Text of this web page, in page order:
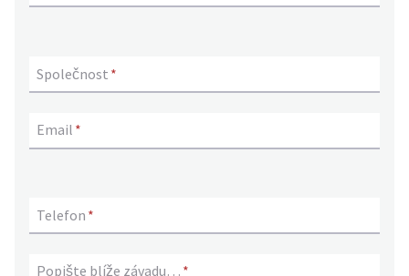
Společnost *
Email *
Telefon *
Popište blíže závadu… *